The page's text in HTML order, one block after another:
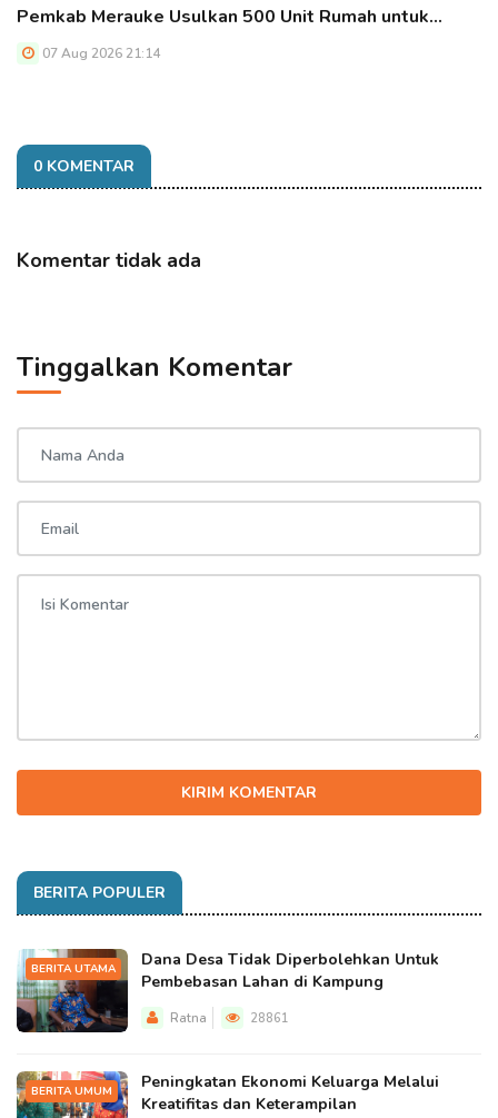
Pemkab Merauke Usulkan 500 Unit Rumah untuk…
07 Aug 2026 21:14
0 KOMENTAR
Komentar tidak ada
Tinggalkan Komentar
KIRIM KOMENTAR
BERITA POPULER
BERITA UTAMA
Dana Desa Tidak Diperbolehkan Untuk
Pembebasan Lahan di Kampung
Ratna 28861
BERITA UMUM
Peningkatan Ekonomi Keluarga Melalui
Kreatifitas dan Keterampilan